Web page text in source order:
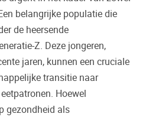
belangrijke populatie die
de heersende
Z. Deze jongeren,
jaren, kunnen een cruciale
transitie naar
Hoewel
gezondheid als